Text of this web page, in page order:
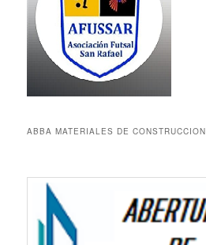
ABBA MATERIALES DE CONSTRUCCION